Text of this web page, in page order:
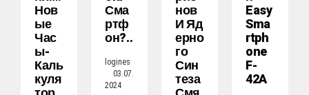
Нов
Ые
Час
Ы-
Каль
Куля
Сма
Ртф
Он?..
logines
03.07.
2024
Нов
И Яд
Ерно
Го
Син
Теза
Easy
Sma
Rtph
One
F-
42A